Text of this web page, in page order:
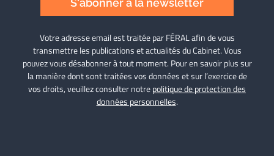
S'abonner à la newsletter
Votre adresse email est traitée par FÉRAL afin de vous
transmettre les publications et actualités du Cabinet. Vous
pouvez vous désabonner à tout moment. Pour en savoir plus sur
la manière dont sont traitées vos données et sur l’exercice de
vos droits, veuillez consulter notrepolitique de protection des
données personnelles.